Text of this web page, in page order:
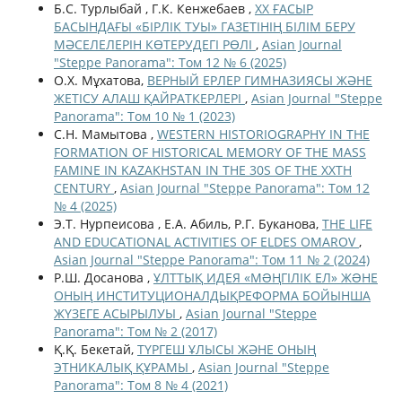
Б.С. Турлыбай , Г.К. Кенжебаев , ХХ ҒАСЫР
БАСЫНДАҒЫ «БІРЛІК ТУЫ» ГАЗЕТІНІҢ БІЛІМ БЕРУ
МӘСЕЛЕЛЕРІН КӨТЕРУДЕГІ РӨЛІ , Asian Journal
"Steppe Panorama": Том 12 № 6 (2025)
О.Х. Мұхатова, ВЕРНЫЙ ЕРЛЕР ГИМНАЗИЯСЫ ЖӘНЕ
ЖЕТІСУ АЛАШ ҚАЙРАТКЕРЛЕРІ , Asian Journal "Steppe
Panorama": Том 10 № 1 (2023)
С.Н. Мамытова , WESTERN HISTORIOGRAPHY IN THE
FORMATION OF HISTORICAL MEMORY OF THE MASS
FAMINE IN KAZAKHSTAN IN THE 30S OF THE XXTH
CENTURY , Asian Journal "Steppe Panorama": Том 12
№ 4 (2025)
Э.Т. Нурпеисова , Е.А. Абиль, Р.Г. Буканова, THE LIFE
AND EDUCATIONAL ACTIVITIES OF ELDES OMAROV ,
Asian Journal "Steppe Panorama": Том 11 № 2 (2024)
Р.Ш. Досанова , ҰЛТТЫҚ ИДЕЯ «МƏҢГІЛІК ЕЛ» ЖƏНЕ
ОНЫҢ ИНСТИТУЦИОНАЛДЫҚРЕФОРМА БОЙЫНША
ЖҮЗЕГЕ АСЫРЫЛУЫ , Asian Journal "Steppe
Panorama": Том № 2 (2017)
Қ.Қ. Бекетай, ТҮРГЕШ ҰЛЫСЫ ЖӘНЕ ОНЫҢ
ЭТНИКАЛЫҚ ҚҰРАМЫ , Asian Journal "Steppe
Panorama": Том 8 № 4 (2021)